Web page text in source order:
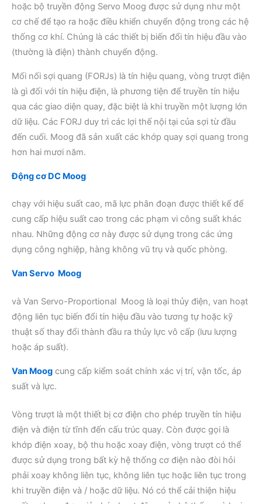
hoặc bộ truyền động Servo Moog được sử dụng như một
cơ chế để tạo ra hoặc điều khiển chuyển động trong các hệ
thống cơ khí. Chúng là các thiết bị biến đổi tín hiệu đầu vào
(thường là điện) thành chuyển động.
Mối nối sợi quang (FORJs) là tín hiệu quang, vòng trượt điện
là gì đối với tín hiệu điện, là phương tiện để truyền tín hiệu
qua các giao diện quay, đặc biệt là khi truyền một lượng lớn
dữ liệu. Các FORJ duy trì các lợi thế nội tại của sợi từ đầu
đến cuối. Moog đã sản xuất các khớp quay sợi quang trong
hơn hai mươi năm.
Động cơ DC Moog
chạy với hiệu suất cao, mã lực phân đoạn được thiết kế để
cung cấp hiệu suất cao trong các phạm vi công suất khác
nhau. Những động cơ này được sử dụng trong các ứng
dụng công nghiệp, hàng không vũ trụ và quốc phòng.
Van Servo Moog
và Van Servo-Proportional Moog là loại thủy điện, van hoạt
động liên tục biến đổi tín hiệu đầu vào tương tự hoặc kỹ
thuật số thay đổi thành đầu ra thủy lực vô cấp (lưu lượng
hoặc áp suất).
Van Moog cung cấp kiểm soát chính xác vị trí, vận tốc, áp
suất và lực.
Vòng trượt là một thiết bị cơ điện cho phép truyền tín hiệu
điện và điện từ tĩnh đến cấu trúc quay. Còn được gọi là
khớp điện xoay, bộ thu hoặc xoay điện, vòng trượt có thể
được sử dụng trong bất kỳ hệ thống cơ điện nào đòi hỏi
phải xoay không liên tục, không liên tục hoặc liên tục trong
khi truyền điện và / hoặc dữ liệu. Nó có thể cải thiện hiệu